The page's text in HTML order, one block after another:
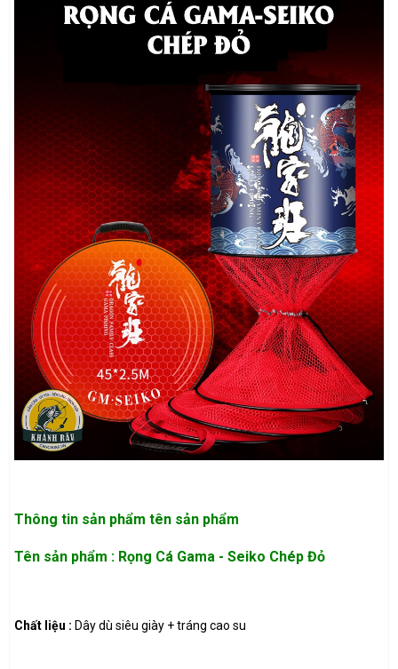
Thông tin sản phẩm tên sản phẩm
Tên sản phẩm : Rọng Cá Gama - Seiko Chép Đỏ
Chất liệu : Dây dù siêu giày + tráng cao su